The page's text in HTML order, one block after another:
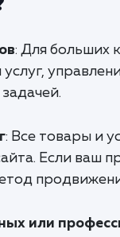
: Для больших
: Все товары и
Если ваш
или